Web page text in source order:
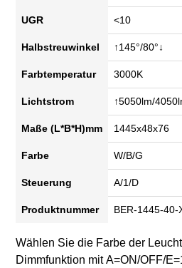
UGR
Halbstreuwinkel
Farbtemperatur
Lichtstrom
Maße (L*B*H)mm
Farbe
Steuerung
Produktnummer
<10
↑145°/80°↓
3000K
↑5050lm/
1445x48x76
W/B/G
A/1/D
BER-1445-40-
Wählen Sie die Farbe der
Dimmfunktion mitA=ON/OFF/E=